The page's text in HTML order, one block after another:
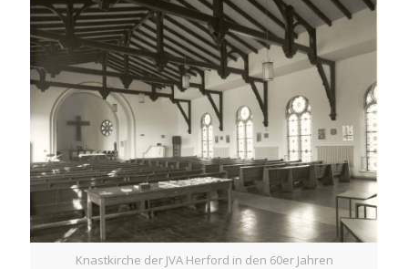
Knastkirche der JVA Herford in den 60er Jahren